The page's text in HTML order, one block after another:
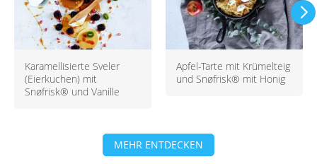
Karamellisierte Sveler
(Eierkuchen) mit
Snøfrisk® und Vanille
Apfel-Tarte mit Krümelteig
und Snøfrisk® mit Honig
MEHR ENTDECKEN